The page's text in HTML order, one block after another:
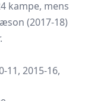
kampe, mens
(2017-18)
11, 2015-16,